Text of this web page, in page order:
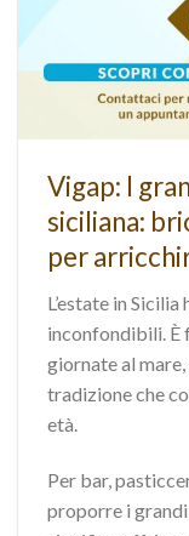
Vigap: I
siciliana:
per
L’estate in
inconfondibili. È
giornate al
tradizione che
età.
Per bar,
proporre i